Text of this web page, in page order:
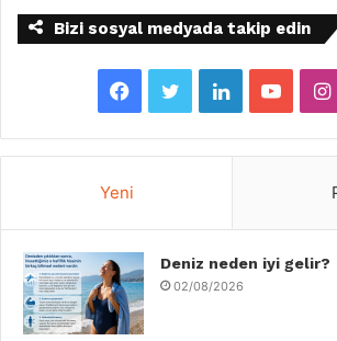
Bizi sosyal medyada takip edin
a
b
o
w
t
L
i
e
o
u
I
Yeni
Deniz neden iyi gelir?
02/08/2026